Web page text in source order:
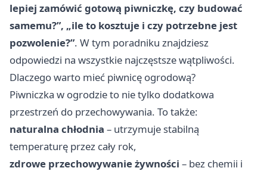
lepiej zamówić gotową piwniczkę, czy budować
samemu?”, „ile to kosztuje i czy potrzebne jest
pozwolenie?”. W tym poradniku znajdziesz
odpowiedzi na wszystkie najczęstsze wątpliwości.
Dlaczego warto mieć piwnicę ogrodową?
Piwniczka w ogrodzie to nie tylko dodatkowa
przestrzeń do przechowywania. To także:
naturalna chłodnia – utrzymuje stabilną
temperaturę przez cały rok,
zdrowe przechowywanie żywności – bez chemii i